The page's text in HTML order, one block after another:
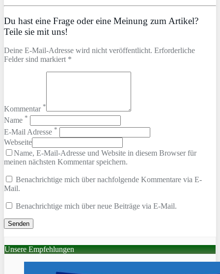
Du hast eine Frage oder eine Meinung zum Artikel?
Teile sie mit uns!
Deine E-Mail-Adresse wird nicht veröffentlicht. Erforderliche
Felder sind markiert *
Kommentar *
Name *
E-Mail Adresse *
Webseite
Name, E-Mail-Adresse und Website in diesem Browser für
meinen nächsten Kommentar speichern.
Benachrichtige mich über nachfolgende Kommentare via E-
Mail.
Benachrichtige mich über neue Beiträge via E-Mail.
Unsere Empfehlungen